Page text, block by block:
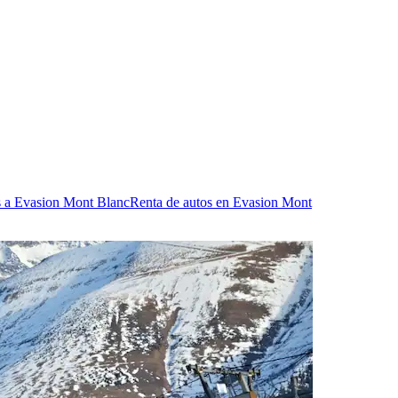
a Evasion Mont BlancRenta de autos en Evasion Mont